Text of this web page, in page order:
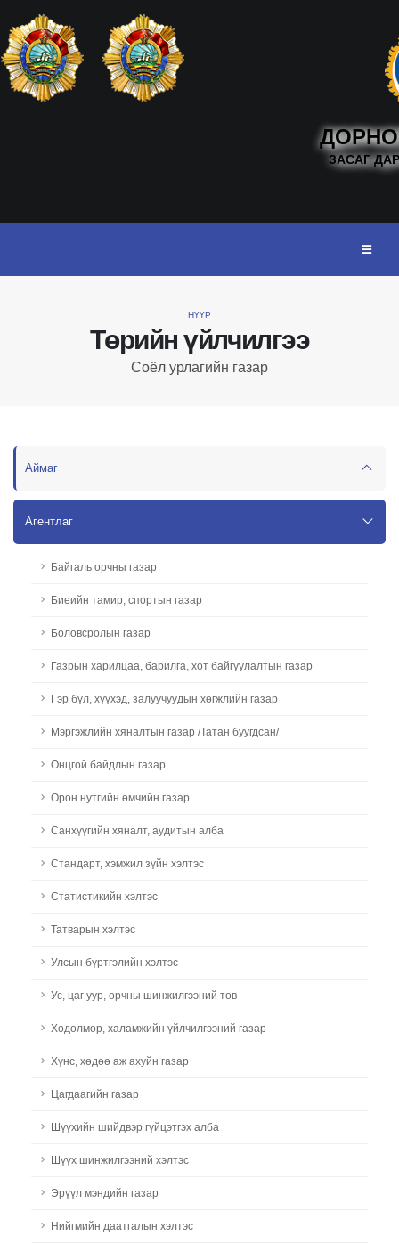
ЗАСАГ
Төрийн үйлчилгээ
Соёл урлагийн газар
НҮҮР
Аймаг
Агентлаг
Байгаль орчны газар
Биеийн тамир, спортын газар
Боловсролын газар
Газрын харилцаа, барилга, хот байгуулалтын газар
Гэр бүл, хүүхэд, залуучуудын хөгжлийн газар
Мэргэжлийн хяналтын газар /Татан буугдсан/
Онцгой байдлын газар
Орон нутгийн өмчийн газар
Санхүүгийн хяналт, аудитын алба
Стандарт, хэмжил зүйн хэлтэс
Статистикийн хэлтэс
Татварын хэлтэс
Улсын бүртгэлийн хэлтэс
Ус, цаг уур, орчны шинжилгээний төв
Хөдөлмөр, халамжийн үйлчилгээний газар
Хүнс, хөдөө аж ахуйн газар
Цагдаагийн газар
Шүүхийн шийдвэр гүйцэтгэх алба
Шүүх шинжилгээний хэлтэс
Эрүүл мэндийн газар
Нийгмийн даатгалын хэлтэс